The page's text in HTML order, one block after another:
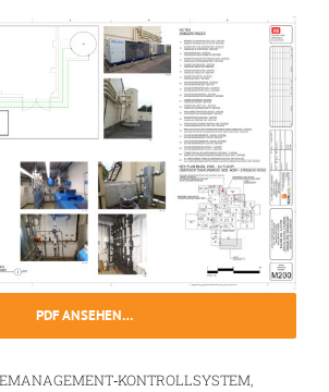
PDF ANSEHEN…